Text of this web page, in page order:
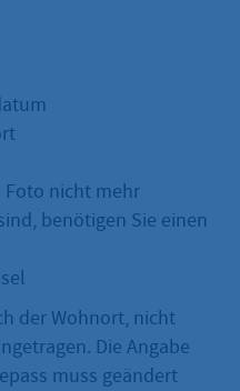
Foto nicht mehr
benötigen Sie einen
der Wohnort, nicht
Die Angabe
muss geändert